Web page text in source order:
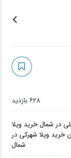
628 بازدید
در شمال خرید ویلا
خرید ویلا شهرکی در
شمال